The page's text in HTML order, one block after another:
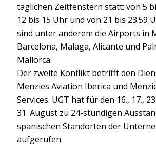
täglichen Zeitfenstern statt: von 5
12 bis 15 Uhr und von 21 bis 23.59
sind unter anderem die Airports in
Barcelona, Malaga, Alicante und
Mallorca.
Der zweite Konflikt betrifft den
Menzies Aviation Iberica und
Services. UGT hat für den 16., 17.,
31. August zu 24-stündigen
spanischen Standorten der
aufgerufen.